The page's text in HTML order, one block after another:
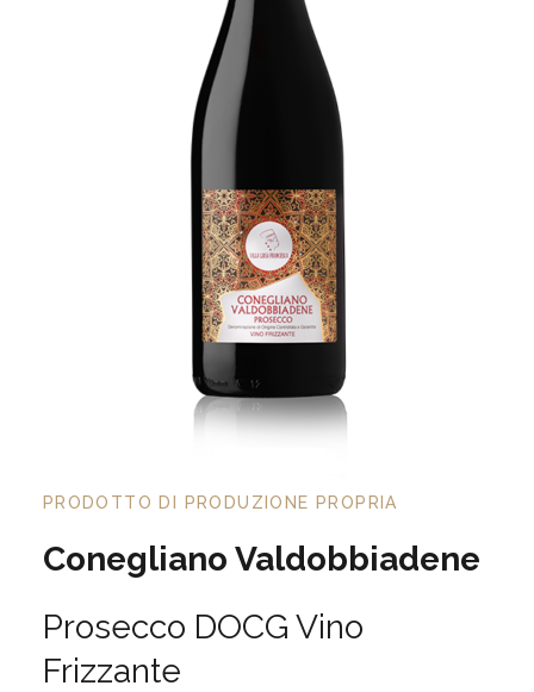
PRODOTTO DI PRODUZIONE PROPRIA
Conegliano Valdobbiadene
Prosecco DOCG Vino
Frizzante